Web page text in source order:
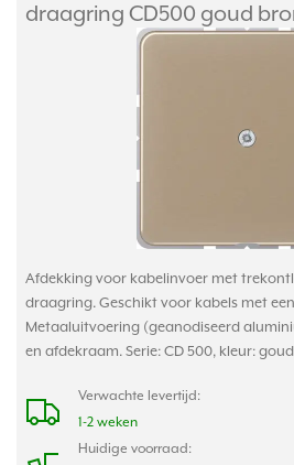
draagring CD500 goud
Afdekking voor kabelinvoer met
draagring. Geschikt voor kabels met
Metaaluitvoering (geanodiseerd
en afdekraam. Serie: CD 500, kleur:
Verwachte levertijd:
1-2 weken
Huidige voorraad: